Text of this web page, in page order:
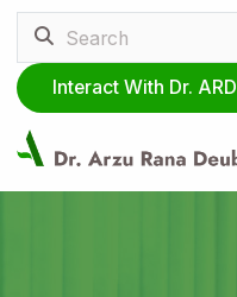
Interact With Dr. ARD